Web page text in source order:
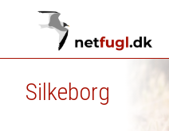
Silkeborg